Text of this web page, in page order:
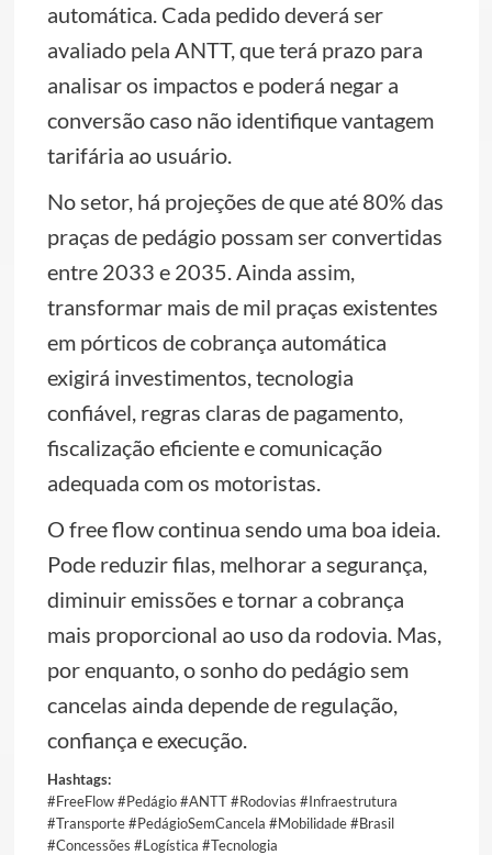
automática. Cada pedido deverá ser
avaliado pela ANTT, que terá prazo para
analisar os impactos e poderá negar a
conversão caso não identifique vantagem
tarifária ao usuário.
No setor, há projeções de que até 80% das
praças de pedágio possam ser convertidas
entre 2033 e 2035. Ainda assim,
transformar mais de mil praças existentes
em pórticos de cobrança automática
exigirá investimentos, tecnologia
confiável, regras claras de pagamento,
fiscalização eficiente e comunicação
adequada com os motoristas.
O free flow continua sendo uma boa ideia.
Pode reduzir filas, melhorar a segurança,
diminuir emissões e tornar a cobrança
mais proporcional ao uso da rodovia. Mas,
por enquanto, o sonho do pedágio sem
cancelas ainda depende de regulação,
confiança e execução.
Hashtags:
#FreeFlow #Pedágio #ANTT #Rodovias #Infraestrutura
#Transporte #PedágioSemCancela #Mobilidade #Brasil
#Concessões #Logística #Tecnologia